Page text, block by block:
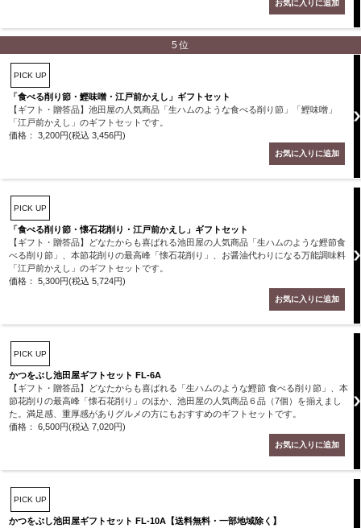
5位
PICK UP
「食べる削り節・鰹味噌・江戸前かえし」ギフトセット
【ギフト・贈答品】池田屋の人気商品「生ハムのような食べる削り節」「鰹味噌」
「江戸前かえし」のギフトセットです。
価格： 3,200円(税込 3,456円)
PICK UP
「食べる削り節・懐石花削り・江戸前かえし」ギフトセット
【ギフト・贈答品】どなたからも喜ばれる池田屋の人気商品「生ハムのような鰹節食
べる削り節」、本節花削りの最高峰「懐石花削り」、お醤油代わりになる万能調味料
「江戸前かえし」のギフトセットです。
価格： 5,300円(税込 5,724円)
PICK UP
かつをぶし池田屋ギフトセット FL-6A
【ギフト・贈答品】どなたからも喜ばれる「生ハムのような鰹節 食べる削り節」、本
節花削りの最高峰「懐石花削り」のほか、池田屋の人気商品６品（7個）を揃えまし
た。満足感、重厚感がありグルメの方にもおすすめのギフトセットです。
価格： 6,500円(税込 7,020円)
PICK UP
かつをぶし池田屋ギフトセット FL-10A【送料無料・一部地域除く】